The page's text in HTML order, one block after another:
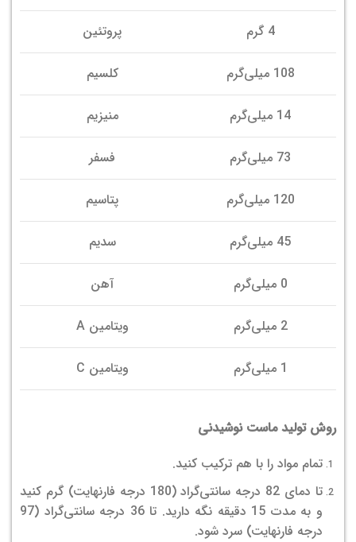
4 گرم پروتئین
108 میلی‌گرم کلسیم
14 میلی‌گرم منیزیم
73 میلی‌گرم فسفر
120 میلی‌گرم پتاسیم
45 میلی‌گرم سدیم
0 میلی‌گرم آهن
2 میلی‌گرم ویتامین A
1 میلی‌گرم ویتامین C
روش تولید ماست نوشیدنی
تمام مواد را با هم ترکیب کنید.
تا دمای 82 درجه سانتی‌گراد (180 درجه فارنهایت) گرم کنید
و به مدت 15 دقیقه نگه دارید. تا 36 درجه سانتی‌گراد (97
درجه فارنهایت) سرد شود.